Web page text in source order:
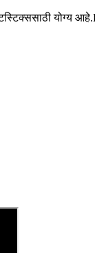
योग्य